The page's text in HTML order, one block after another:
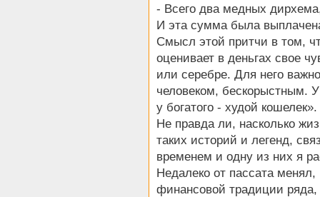
- Всего два медных
И эта сумма была
Смысл этой притчи в том,
оценивает в деньгах свое
или серебре. Для него
человеком, бескорыстным.
у богатого - худой кошелек».
Не правда ли, насколько
таких историй и легенд,
временем и одну из них я
Недалеко от пассата
финансовой традиции